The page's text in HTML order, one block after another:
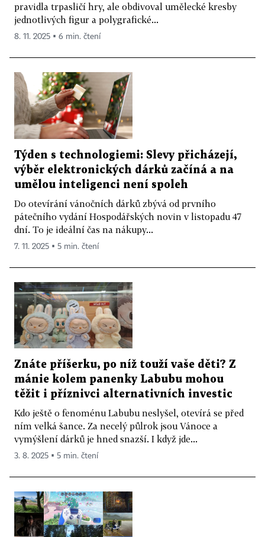
pravidla trpasličí hry, ale obdivoval umělecké kresby
jednotlivých figur a polygrafické...
8. 11. 2025 ▪ 6 min. čtení
Týden s technologiemi: Slevy přicházejí,
výběr elektronických dárků začíná a na
umělou inteligenci není spoleh
Do otevírání vánočních dárků zbývá od prvního
pátečního vydání Hospodářských novin v listopadu 47
dní. To je ideální čas na nákupy...
7. 11. 2025 ▪ 5 min. čtení
Znáte příšerku, po níž touží vaše děti? Z
mánie kolem panenky Labubu mohou
těžit i příznivci alternativních investic
Kdo ještě o fenoménu Labubu neslyšel, otevírá se před
ním velká šance. Za necelý půlrok jsou Vánoce a
vymýšlení dárků je hned snazší. I když jde...
3. 8. 2025 ▪ 5 min. čtení